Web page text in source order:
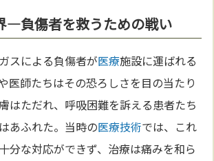
—負傷者を救うための戦い
スによる負傷者が医療施設に運ばれる
医師たちはその恐ろしさを目の当たり
はただれ、呼吸困難を訴える患者たち
あふれた。当時の医療技術では、これ
分な対応ができず、治療は痛みを和ら